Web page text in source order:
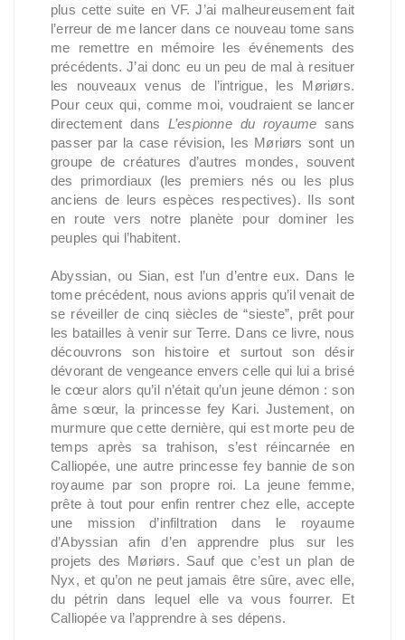
plus cette suite en VF. J’ai malheureusement fait
l’erreur de me lancer dans ce nouveau tome sans
me remettre en mémoire les événements des
précédents. J’ai donc eu un peu de mal à resituer
les nouveaux venus de l’intrigue, les Møriørs.
Pour ceux qui, comme moi, voudraient se lancer
directement dans L’espionne du royaume sans
passer par la case révision, les Møriørs sont un
groupe de créatures d’autres mondes, souvent
des primordiaux (les premiers nés ou les plus
anciens de leurs espèces respectives). Ils sont
en route vers notre planète pour dominer les
peuples qui l’habitent.
Abyssian, ou Sian, est l’un d’entre eux. Dans le
tome précédent, nous avions appris qu’il venait de
se réveiller de cinq siècles de “sieste”, prêt pour
les batailles à venir sur Terre. Dans ce livre, nous
découvrons son histoire et surtout son désir
dévorant de vengeance envers celle qui lui a brisé
le cœur alors qu’il n’était qu’un jeune démon : son
âme sœur, la princesse fey Kari. Justement, on
murmure que cette dernière, qui est morte peu de
temps après sa trahison, s’est réincarnée en
Calliopée, une autre princesse fey bannie de son
royaume par son propre roi. La jeune femme,
prête à tout pour enfin rentrer chez elle, accepte
une mission d’infiltration dans le royaume
d’Abyssian afin d’en apprendre plus sur les
projets des Møriørs. Sauf que c’est un plan de
Nyx, et qu’on ne peut jamais être sûre, avec elle,
du pétrin dans lequel elle va vous fourrer. Et
Calliopée va l’apprendre à ses dépens.